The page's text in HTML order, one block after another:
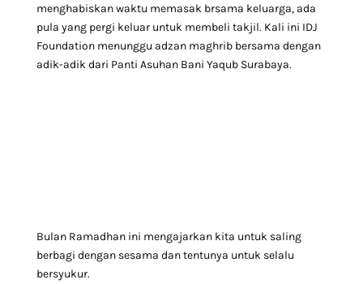
menghabiskan waktu memasak brsama keluarga, ada
pula yang pergi keluar untuk membeli takjil. Kali ini IDJ
Foundation menunggu adzan maghrib bersama dengan
adik-adik dari Panti Asuhan Bani Yaqub Surabaya.
Bulan Ramadhan ini mengajarkan kita untuk saling
berbagi dengan sesama dan tentunya untuk selalu
bersyukur.